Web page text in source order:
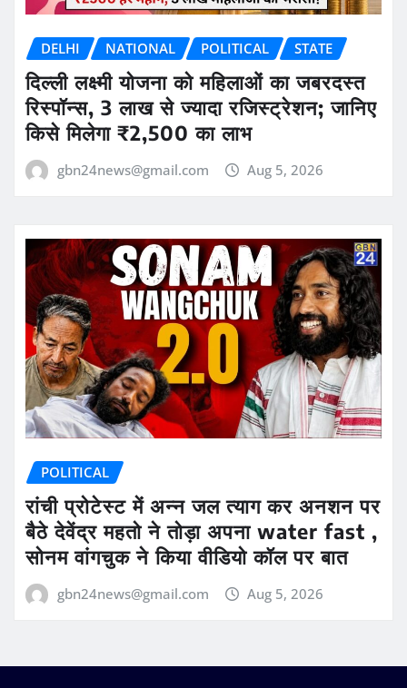
DELHI NATIONAL POLITICAL STATE
दिल्ली लक्ष्मी योजना को महिलाओं का जबरदस्त
रिस्पॉन्स, 3 लाख से ज्यादा रजिस्ट्रेशन; जानिए
किसे मिलेगा ₹2,500 का लाभ
gbn24news@gmail.com Aug 5, 2026
POLITICAL
रांची प्रोटेस्ट में अन्न जल त्याग कर अनशन पर
बैठे देवेंद्र महतो ने तोड़ा अपना water fast ,
सोनम वांगचुक ने किया वीडियो कॉल पर बात
gbn24news@gmail.com Aug 5, 2026